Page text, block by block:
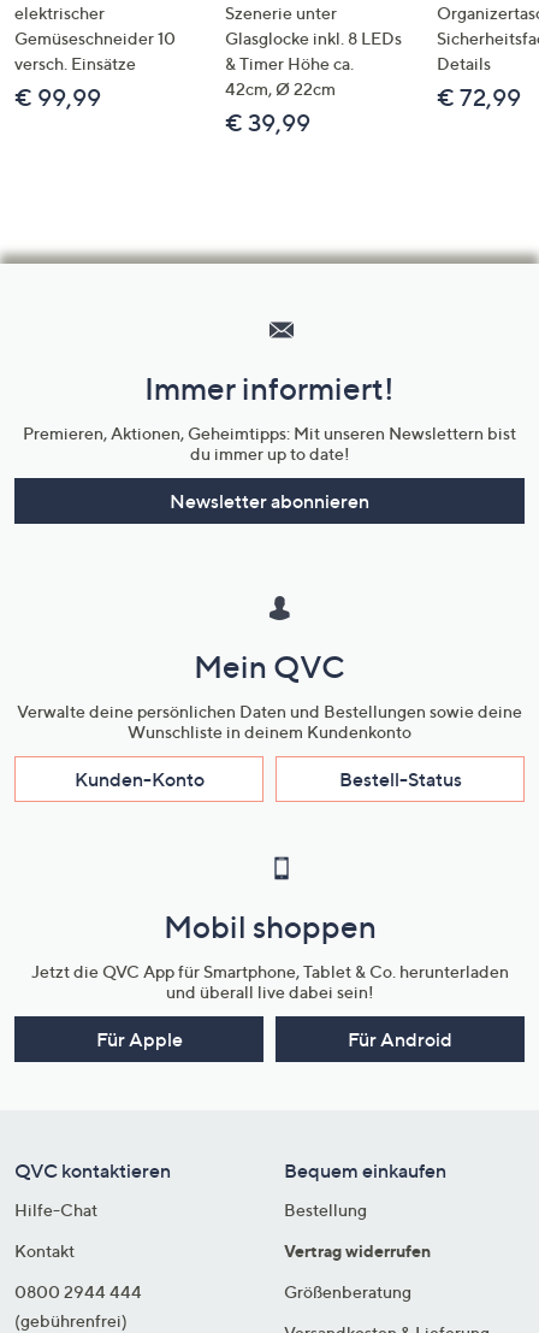
elektrischer
Gemüseschneider 10
versch. Einsätze
€ 99,99
Szenerie unter
Glasglocke inkl. 8 LEDs
& Timer Höhe ca.
42cm, Ø 22cm
€ 39,99
Details
€ 72,99
Unternehmensinformationen
Immer informiert!
Premieren, Aktionen, Geheimtipps: Mit unseren Newslettern bist
du immer up to date!
Newsletter abonnieren
Mein QVC
Verwalte deine persönlichen Daten und Bestellungen sowie deine
Wunschliste in deinem Kundenkonto
Kunden-Konto Bestell-Status
Mobil shoppen
Jetzt die QVC App für Smartphone, Tablet & Co. herunterladen
und überall live dabei sein!
Für Apple Für Android
QVC kontaktieren
Hilfe-Chat
Kontakt
0800 2944 444
(gebührenfrei)
Bequem einkaufen
Bestellung
Vertrag widerrufen
Größenberatung